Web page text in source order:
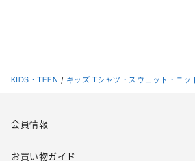
KIDS・TEEN / キッズ Tシャツ・スウェット・ニッ
会員情報
お買い物ガイド